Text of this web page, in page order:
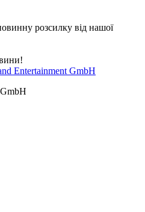
розсилку від нашої